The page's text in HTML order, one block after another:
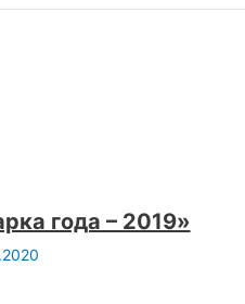
года – 2019»